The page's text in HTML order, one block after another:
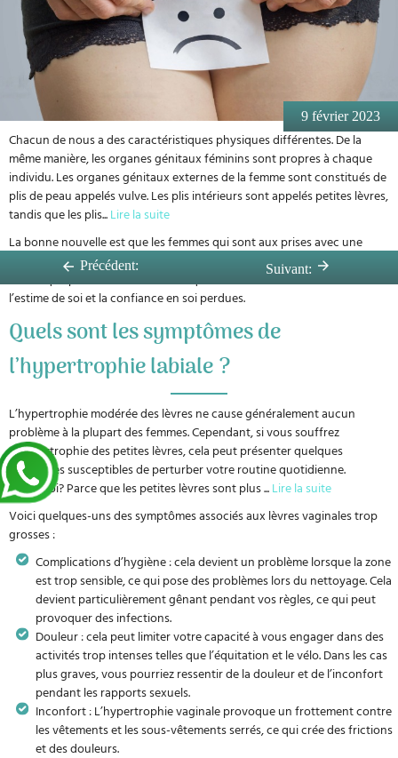
9 février 2023
Précédent: Suivant:
Chacun de nous a des caractéristiques physiques différentes. De la
même manière, les organes génitaux féminins sont propres à chaque
individu. Les organes génitaux externes de la femme sont constitués de
plis de peau appelés vulve. Les plis intérieurs sont appelés petites lèvres,
tandis que les plis...Lire la suite
La bonne nouvelle est que les femmes qui sont aux prises avec une
hypertrophie des lèvres vaginales peuvent recourir à la chirurgie
esthétique pour améliorer l’esthétique de la zone intime et retrouver
l’estime de soi et la confiance en soi perdues.
Quels sont les symptômes de
l’hypertrophie labiale ?
L’hypertrophie modérée des lèvres ne cause généralement aucun
problème à la plupart des femmes. Cependant, si vous souffrez
d’hypertrophie des petites lèvres, cela peut présenter quelques
problèmes susceptibles de perturber votre routine quotidienne.
Pourquoi? Parce que les petites lèvres sont plus...Lire la suite
Voici quelques-uns des symptômes associés aux lèvres vaginales trop
grosses :
Complications d’hygiène : cela devient un problème lorsque la zone
est trop sensible, ce qui pose des problèmes lors du nettoyage. Cela
devient particulièrement gênant pendant vos règles, ce qui peut
provoquer des infections.
Douleur : cela peut limiter votre capacité à vous engager dans des
activités trop intenses telles que l’équitation et le vélo. Dans les cas
plus graves, vous pourriez ressentir de la douleur et de l’inconfort
pendant les rapports sexuels.
Inconfort : L’hypertrophie vaginale provoque un frottement contre
les vêtements et les sous-vêtements serrés, ce qui crée des frictions
et des douleurs.